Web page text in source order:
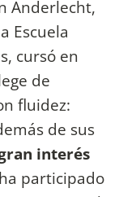
Anderlecht,
Escuela
cursó en
de
fluidez:
de sus
interés
participado